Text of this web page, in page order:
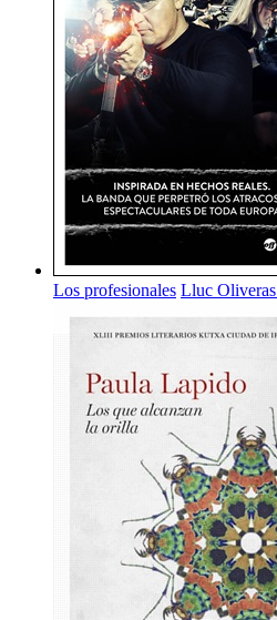
Los profesionales Lluc Oliveras